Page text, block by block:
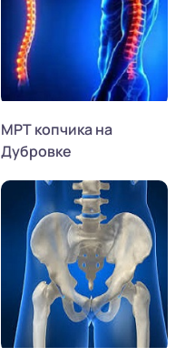
МРТ копчика на
Дубровке